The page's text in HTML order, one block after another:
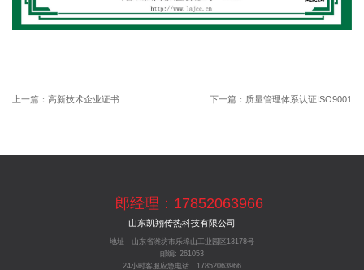
上一篇： 高新技术企业证书 下一篇： 质量管理体系认证ISO9001
郎经理：17852063966
山东凯翔传热科技有限公司
地址：山东省潍坊市乐埠山工业园区13178号
邮编: 261053
24小时客服应急电话：17852063966